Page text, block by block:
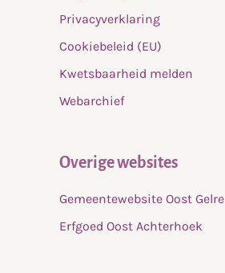
Privacyverklaring
Cookiebeleid (EU)
Kwetsbaarheid melden
Webarchief
Overige websites
Gemeentewebsite Oost Gelre
Erfgoed Oost Achterhoek